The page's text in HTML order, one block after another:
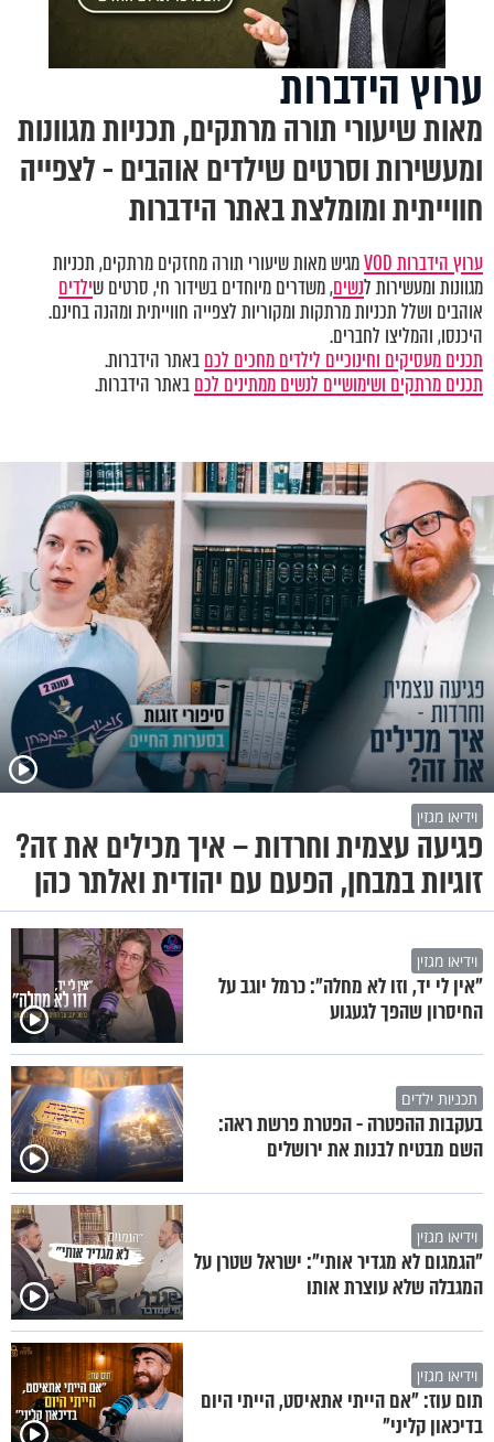
ערוץ הידברות
מאות שיעורי תורה מרתקים, תכניות מגוונות
ומעשירות וסרטים שילדים אוהבים - לצפייה
חווייתית ומומלצת באתר הידברות
ערוץ הידברות VOD
מגיש מאות שיעורי תורה מחזקים מרתקים, תכניות
מגוונות ומעשירות לנשים, משדרים מיוחדים בשידור חי, סרטים שילדים
אוהבים ושלל תכניות מרתקות ומקוריות לצפייה חווייתית ומהנה בחינם.
היכנסו, והמליצו לחברים.
תכנים מעסיקים וחינוכיים לילדים מחכים לכםבאתר הידברות.
תכנים מרתקים ושימושיים לנשים ממתינים לכםבאתר הידברות.
וידיאו מגזין
פגיעה עצמית וחרדות – איך מכילים את זה?
זוגיות במבחן, הפעם עם יהודית ואלתר כהן
וידיאו מגזין
"אין לי יד, וזו לא מחלה": כרמל יוגב על
החיסרון שהפך לגעגוע
תכניות ילדים
בעקבות ההפטרה - הפטרת פרשת ראה:
השם מבטיח לבנות את ירושלים
וידיאו מגזין
"הגמגום לא מגדיר אותי": ישראל שטרן על
המגבלה שלא עוצרת אותו
וידיאו מגזין
תום עוז: "אם הייתי אתאיסט, הייתי היום
בדיכאון קליני"